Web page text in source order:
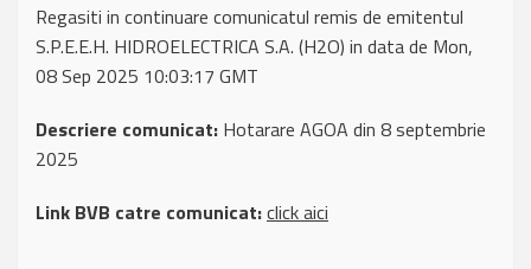
Regasiti in continuare comunicatul remis de emitentul
S.P.E.E.H. HIDROELECTRICA S.A. (H2O) in data de Mon,
08 Sep 2025 10:03:17 GMT
Descriere comunicat: Hotarare AGOA din 8 septembrie
2025
Link BVB catre comunicat:click aici